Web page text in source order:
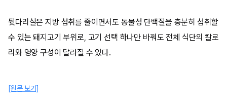
뒷다리살은 지방 섭취를 줄이면서도 동물성 단백질을 충분히 섭취할
수 있는 돼지고기 부위로, 고기 선택 하나만 바꿔도 전체 식단의 칼로
리와 영양 구성이 달라질 수 있다.
[원문 보기]